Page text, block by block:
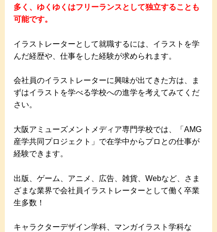
多く、ゆくゆくはフリーランスとして独立することも
可能です。
イラストレーターとして就職するには、イラストを学
んだ経歴や、仕事をした経験が求められます。
会社員のイラストレーターに興味が出てきた方は、ま
ずはイラストを学べる学校への進学を考えてみてくだ
さい。
大阪アミューズメントメディア専門学校では、「AMG
産学共同プロジェクト」で在学中からプロとの仕事が
経験できます。
出版、ゲーム、アニメ、広告、雑貨、Webなど、さま
ざまな業界で会社員イラストレーターとして働く卒業
生多数！
キャラクターデザイン学科、マンガイラスト学科な